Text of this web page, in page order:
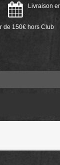
Livraison
de 150€ hors Club